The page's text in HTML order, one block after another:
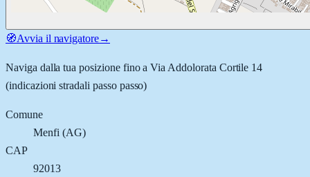
🧭Avvia il navigatore→
Naviga dalla tua posizione fino aVia Addolorata Cortile 14
(indicazioni stradali passo passo)
Comune
Menfi (AG)
CAP
92013